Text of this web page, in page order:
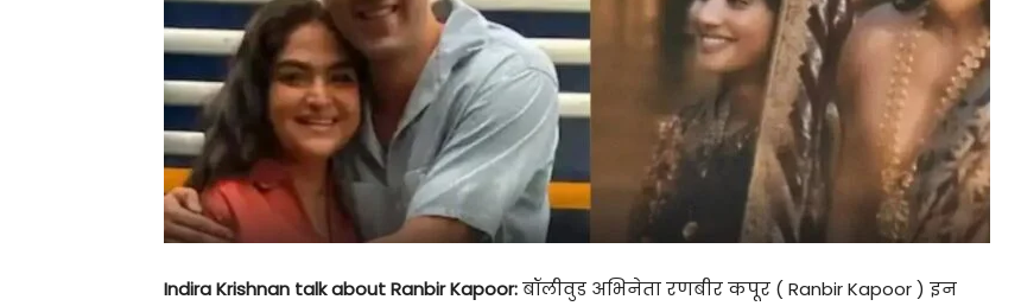
Indira Krishnan talk about Ranbir Kapoor:बॉलीवुड अभिनेता रणबीर कपूर ( Ranbir Kapoor ) इन